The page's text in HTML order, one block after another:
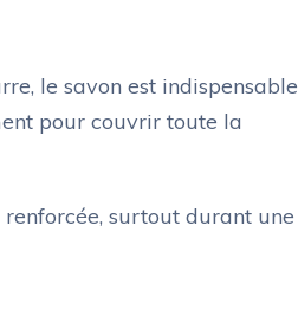
le savon est indispensable
pour couvrir toute la
surtout durant une